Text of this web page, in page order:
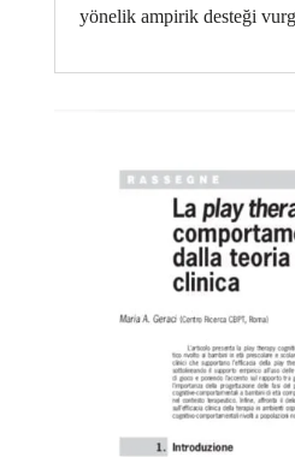
yönelik ampirik desteği